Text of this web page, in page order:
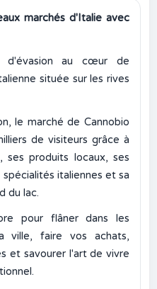
marchés d'Italie avec
d'évasion au cœur de
située sur les rives
le marché de Cannobio
de visiteurs grâce à
ses produits locaux, ses
italiennes et sa
du lac.
pour flâner dans les
ville, faire vos achats,
et savourer l'art de vivre